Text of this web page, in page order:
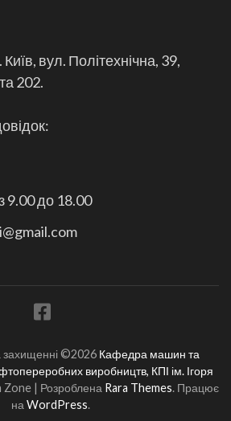
вул. Політехнічна, 39,
202.
9.00 до 18.00
захищенні ©2026 Кафедра машин та
виробництв, КПІ ім. Ігоря
Zone | Розроблена Rara Themes. Працює
на WordPress.